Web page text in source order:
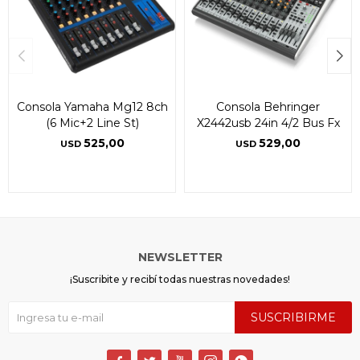
Consola Yamaha Mg12 8ch
(6 Mic+2 Line St)
USD 525,00
Consola Behringer
X2442usb 24in 4/2 Bus Fx
USD 529,00
NEWSLETTER
¡Suscribite y recibí todas nuestras novedades!
SUSCRIBIRME